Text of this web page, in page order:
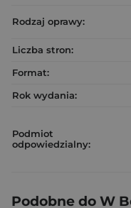
Rodzaj oprawy:
Liczba stron:
Format:
Rok wydania:
Podmiot
odpowiedzialny:
Podobne do W